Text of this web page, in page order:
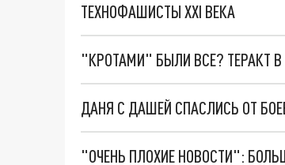
ТЕХНОФАШИСТЫ XXI ВЕКА
"КРОТАМИ" БЫЛИ ВСЕ? ТЕРАКТ
ДАНЯ С ДАШЕЙ СПАСЛИСЬ ОТ